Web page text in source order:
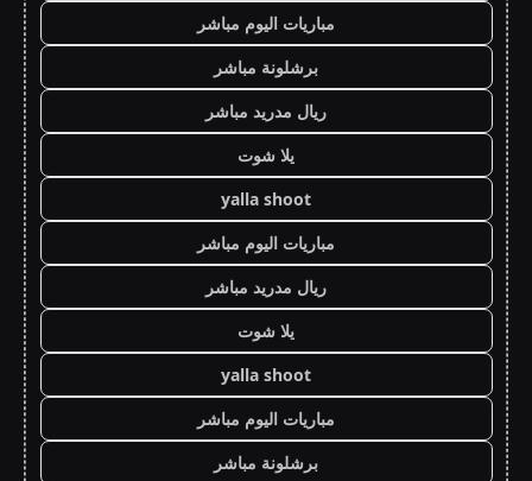
مباريات اليوم مباشر
برشلونة مباشر
ريال مدريد مباشر
يلا شوت
yalla shoot
مباريات اليوم مباشر
ريال مدريد مباشر
يلا شوت
yalla shoot
مباريات اليوم مباشر
برشلونة مباشر